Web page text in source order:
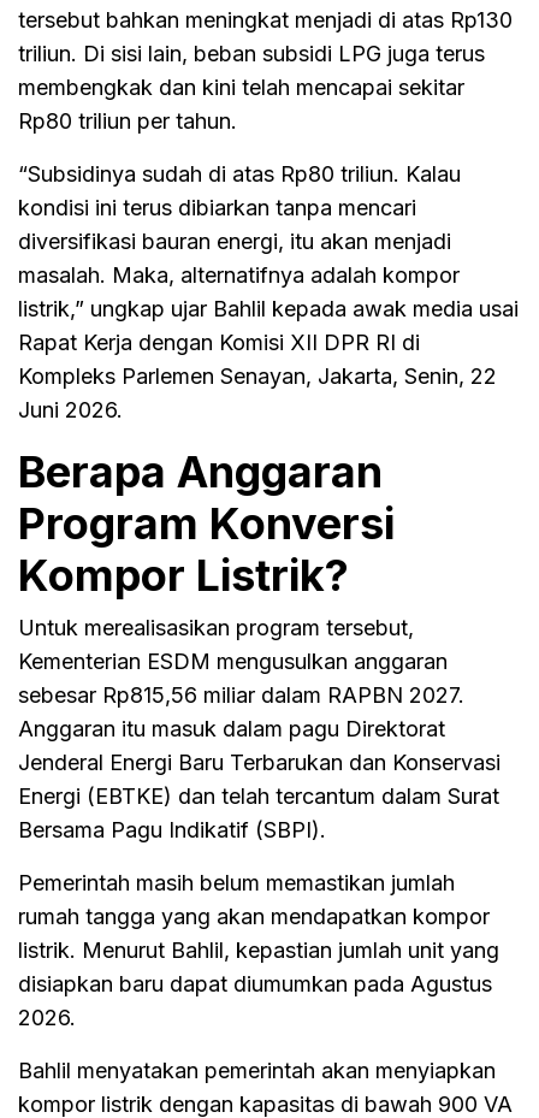
tersebut bahkan meningkat menjadi di atas Rp130
triliun. Di sisi lain, beban subsidi LPG juga terus
membengkak dan kini telah mencapai sekitar
Rp80 triliun per tahun.
“Subsidinya sudah di atas Rp80 triliun. Kalau
kondisi ini terus dibiarkan tanpa mencari
diversifikasi bauran energi, itu akan menjadi
masalah. Maka, alternatifnya adalah kompor
listrik,” ungkap ujar Bahlil kepada awak media usai
Rapat Kerja dengan Komisi XII DPR RI di
Kompleks Parlemen Senayan, Jakarta, Senin, 22
Juni 2026.
Berapa Anggaran
Program Konversi
Kompor Listrik?
Untuk merealisasikan program tersebut,
Kementerian ESDM mengusulkan anggaran
sebesar Rp815,56 miliar dalam RAPBN 2027.
Anggaran itu masuk dalam pagu Direktorat
Jenderal Energi Baru Terbarukan dan Konservasi
Energi (EBTKE) dan telah tercantum dalam Surat
Bersama Pagu Indikatif (SBPI).
Pemerintah masih belum memastikan jumlah
rumah tangga yang akan mendapatkan kompor
listrik. Menurut Bahlil, kepastian jumlah unit yang
disiapkan baru dapat diumumkan pada Agustus
2026.
Bahlil menyatakan pemerintah akan menyiapkan
kompor listrik dengan kapasitas di bawah 900 VA